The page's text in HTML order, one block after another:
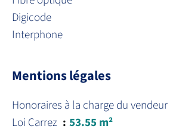
Digicode
Interphone
Mentions légales
Honoraires à la charge du vendeur
Loi Carrez
53.55 m²